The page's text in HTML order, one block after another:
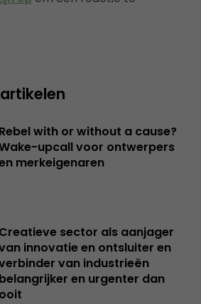
Rebel with or without a cause?
upcall voor ontwerpers
merkeigenaren
Creatieve sector als aanjager
innovatie en ontsluiter en
van industrieën
belangrijker en urgenter dan
ooit